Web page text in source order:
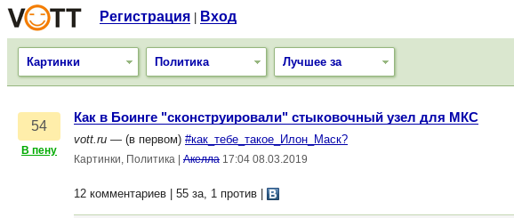
Регистрация Вход
Картинки Политика Лучшее за
54
В пену
Как в Боинге "сконструировали" стыковочный узел для МКС
vott.ru — (в первом) #как_тебе_такое_Илон_Маск?
Картинки, Политика Акелла 17:04 08.03.2019
12 комментариев | 55 за, 1 против